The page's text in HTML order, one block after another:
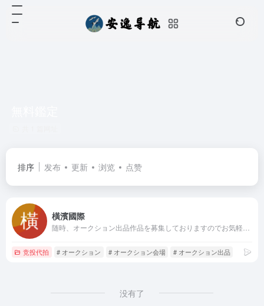
排序 发布 更新 浏览 点赞
橫濱國際
竞投代拍 # オークション # オークション会場 # オークション出品
没有了